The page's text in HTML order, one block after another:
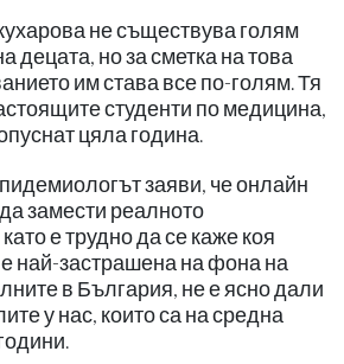
не съществува голям
децата, но за сметка на това
им става все по-голям. Тя
студенти по медицина,
цяла година.
заяви, че онлайн
замести реалното
е трудно да се каже коя
е най-застрашена на фона на
в България, не е ясно дали
у нас, които са на средна